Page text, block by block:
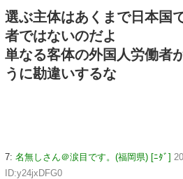
選ぶ主体はあくまで日本国
者ではないのだよ
単なる客体の外国人労働者
うに勘違いするな
7: 名無しさん＠涙目です。(福岡県) [ﾆﾀﾞ]
ID:y24jxDFG0